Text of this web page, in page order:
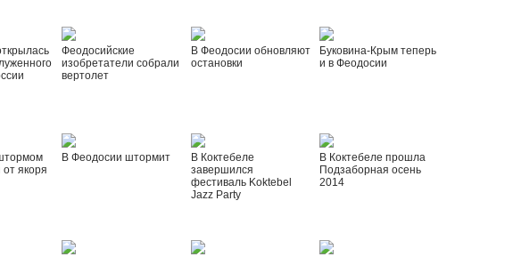
Феодосийские
изобретатели собрали
вертолет
В Феодосии обновляют
остановки
Буковина-Крым теперь
и в Феодосии
якоря
В Феодосии штормит
В Коктебеле
завершился
фестиваль Koktebel
Jazz Party
В Коктебеле прошла
Подзаборная осень
2014